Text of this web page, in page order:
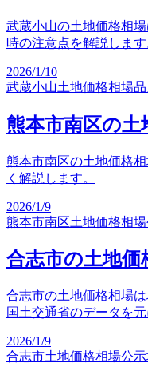
武蔵小山の土地価格相
時の注意点を解説します
2026/1/10
武蔵小山土地価格相場
熊本市南区の
熊本市南区の土地価格
く解説します。
2026/1/9
熊本市南区土地価格相場
合志市の土地
合志市の土地価格相場
国土交通省のデータを元
2026/1/9
合志市土地価格相場公